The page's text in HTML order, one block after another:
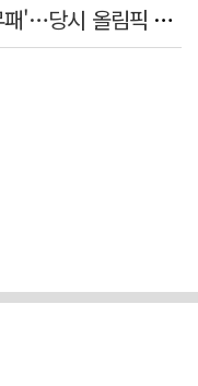
한국 축구, 심판 성접대 경기서 '무패'…당시 올림픽 감독은 홍명보